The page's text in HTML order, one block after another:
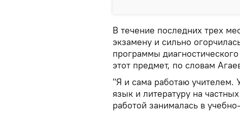
В течение последних трех
экзамену и сильно
программы
этот предмет, по словам
"Я и сама работаю учителем.
язык и литературу на
работой занималась в